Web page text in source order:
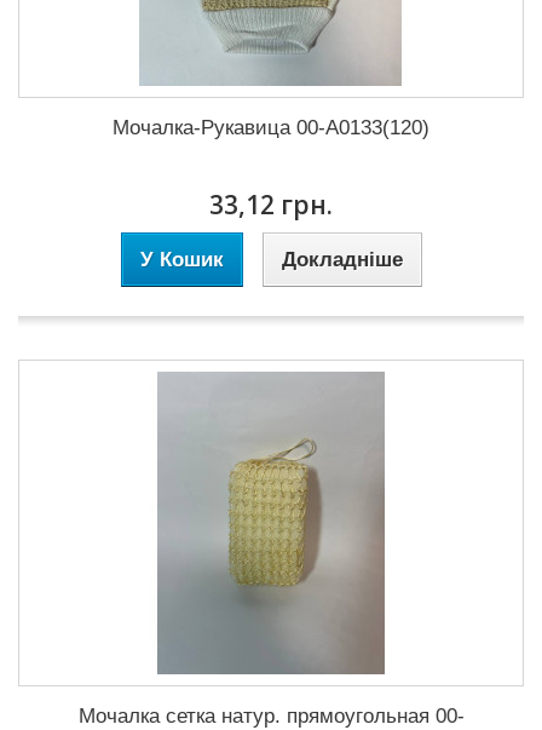
Мочалка-Рукавица 00-A0133(120)
33,12 грн.
У Кошик Докладніше
Мочалка сетка натур. прямоугольная 00-